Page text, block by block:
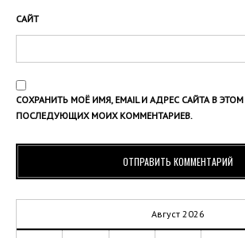
САЙТ
СОХРАНИТЬ МОЁ ИМЯ, EMAIL И АДРЕС САЙТА В
ПОСЛЕДУЮЩИХ МОИХ КОММЕНТАРИЕВ.
Август 2026